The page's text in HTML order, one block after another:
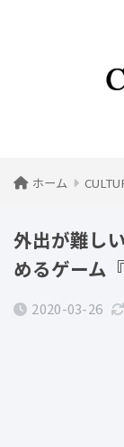
ホーム
外出が難し
めるゲーム
2020-03-26